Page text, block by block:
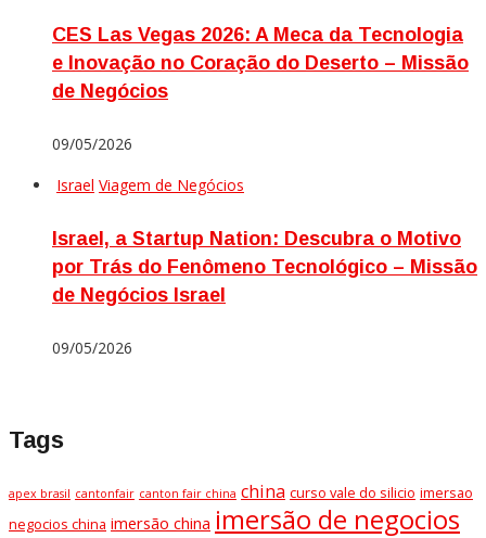
CES Las Vegas 2026: A Meca da Tecnologia
e Inovação no Coração do Deserto – Missão
de Negócios
09/05/2026
Israel Viagem de Negócios
Israel, a Startup Nation: Descubra o Motivo
por Trás do Fenômeno Tecnológico – Missão
de Negócios Israel
09/05/2026
Tags
apex brasil cantonfair canton fair china china curso vale do silicio imersao
negocios china imersão china imersão de negocios